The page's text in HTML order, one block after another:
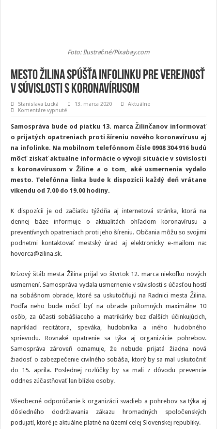
Foto: Ilustračné/Pixabay.com
Mesto Žilina spúšťa infolinku pre verejnosť
v súvislosti s koronavírusom
Stanislava Lucká 13. marca 2020
Aktuálne
Komentáre vypnuténa
Žilina
spúšťa
infolinku
verejnosť
súvislosti
s
koronavírusom
Samospráva bude od piatku 13. marca Žilinčanov informovať
o prijatých opatreniach proti šíreniu nového koronavírusu aj
na infolinke. Na mobilnom telefónnom čísle 0908 304 916 budú
môcť získať aktuálne informácie o vývoji situácie v súvislosti
s koronavírusom v Žiline a o tom, aké usmernenia vydalo
mesto. Telefónna linka bude k dispozícii každý deň vrátane
víkendu od 7.00 do 19.00 hodiny.
K dispozícii je od začiatku týždňa aj internetová stránka, ktorá na
dennej báze informuje o aktualitách ohľadom koronavírusu a
preventívnych opatreniach proti jeho šíreniu. Občania môžu so svojimi
podnetmi kontaktovať mestský úrad aj elektronicky e-mailom na:
hovorca@zilina.sk.
Krízový štáb mesta Žilina prijal vo štvrtok 12. marca niekoľko nových
usmernení. Samospráva vydala usmernenie v súvislosti s účasťou hostí
na sobášnom obrade, ktoré sa uskutočňujú na Radnici mesta Žilina.
Podľa neho bude môcť byť na obrade prítomných maximálne 10
osôb, za účasti sobášiaceho a matrikárky bez ďalších účinkujúcich,
napríklad recitátora, speváka, hudobníka a iného hudobného
sprievodu. Rovnaké opatrenie sa týka aj organizácie pohrebov.
Samospráva zároveň oznamuje, že nebude prijatá žiadna nová
žiadosť o zabezpečenie civilného sobáša, ktorý by sa mal uskutočniť
do 15. apríla. Poslednej rozlúčky by sa mali z dôvodu prevencie
oddnes zúčastňovať len blízke osoby.
Všeobecné odporúčanie k organizácii svadieb a pohrebov sa týka aj
dôsledného dodržiavania zákazu hromadných spoločenských
podujatí, ktoré je aktuálne platné na území celej Slovenskej republiky.